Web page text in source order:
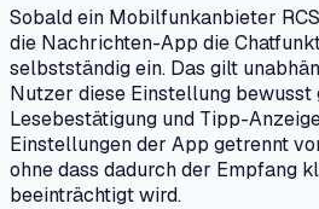
Sobald ein Mobilfunkanbieter
die Nachrichten-App die
selbstständig ein. Das gilt
Nutzer diese Einstellung bewusst
Lesebestätigung und Tipp-
Einstellungen der App getrennt
ohne dass dadurch der Empfang
beeinträchtigt wird.